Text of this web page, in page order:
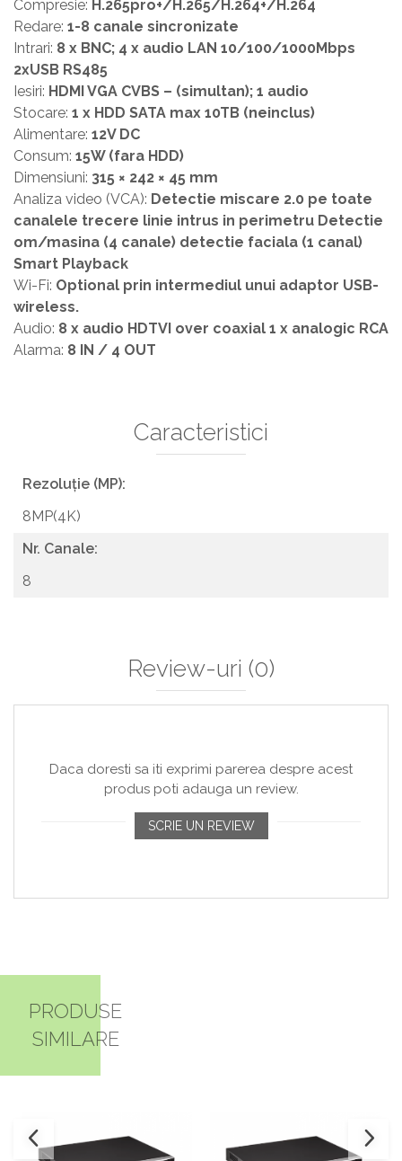
Compresie: H.265pro+/H.265/H.264+/H.264
Redare: 1-8 canale sincronizate
Intrari: 8 x BNC; 4 x audio LAN 10/100/1000Mbps
2xUSB RS485
Iesiri: HDMI VGA CVBS – (simultan); 1 audio
Stocare: 1 x HDD SATA max 10TB (neinclus)
Alimentare: 12V DC
Consum: 15W (fara HDD)
Dimensiuni: 315 × 242 × 45 mm
Analiza video (VCA): Detectie miscare 2.0 pe toate
canalele trecere linie intrus in perimetru Detectie
om/masina (4 canale) detectie faciala (1 canal)
Smart Playback
Wi-Fi: Optional prin intermediul unui adaptor USB-
wireless.
Audio: 8 x audio HDTVI over coaxial 1 x analogic RCA
Alarma: 8 IN / 4 OUT
Caracteristici
Rezoluție (MP):
8MP(4K)
Nr. Canale:
8
Review-uri (0)
Daca doresti sa iti exprimi parerea despre acest
produs poti adauga un review.
SCRIE UN REVIEW
PRODUSE
SIMILARE